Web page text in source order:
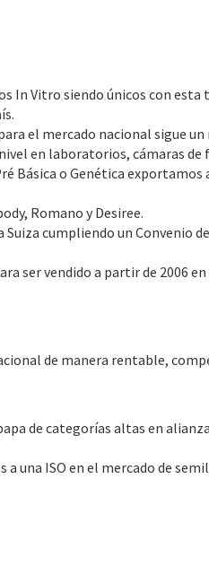
In Vitro siendo únicos con
el mercado nacional sigue
en laboratorios, cámaras de
Básica o Genética
Romano y Desiree.
cumpliendo un
ser vendido a partir de 2006
de manera rentable,
de categorías altas en
una ISO en el mercado de